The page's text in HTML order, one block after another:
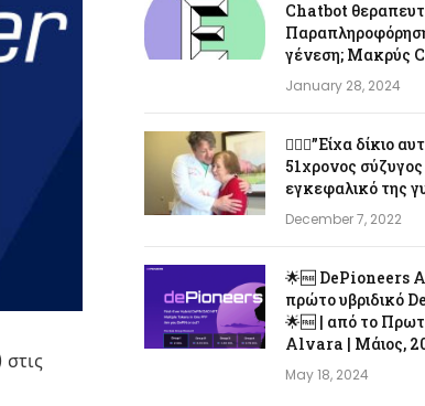
Chatbot
γένεση; Μακρύς
January 28, 2024
👨‍❤️‍👩”Είχα δίκιο
51χρονος
εγκεφαλικό της
December 7, 2022
🌟🆓 DePioneers
πρώτο υβριδικό
🌟🆓 | από το
Alvara | Μάιος,
May 18, 2024